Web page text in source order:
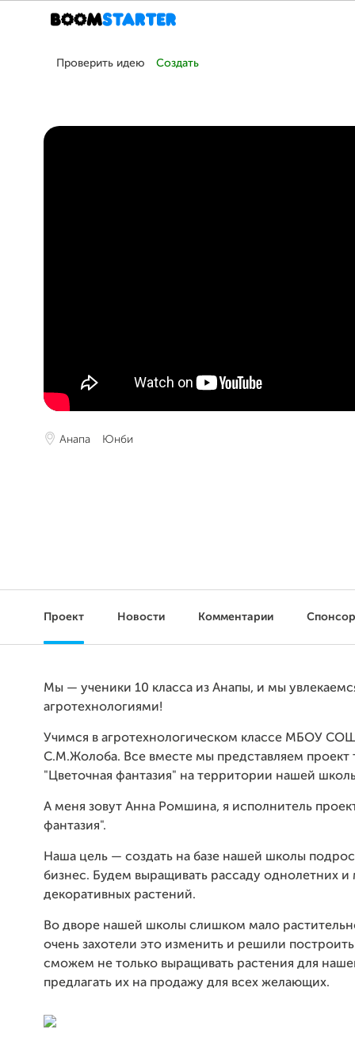
Проверить идею Создать
Анапа Юнби
Проект Новости Комментарии
Мы — ученики 10 класса из Анапы, и мы
агротехнологиями!
Учимся в агротехнологическом классе МБОУ
С.М.Жолоба. Все вместе мы представляем проект
"Цветочная фантазия" на территории нашей
А меня зовут Анна Ромшина, я исполнитель
фантазия".
Наша цель — создать на базе нашей школы
бизнес. Будем выращивать рассаду однолетних и
декоративных растений.
Во дворе нашей школы слишком мало
очень захотели это изменить и решили
сможем не только выращивать растения для
предлагать их на продажу для всех желающих.